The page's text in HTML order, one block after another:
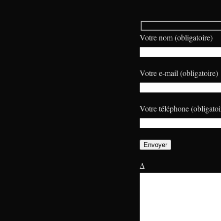
Votre nom (obligatoire)
Votre e-mail (obligatoire)
Votre téléphone
Δ